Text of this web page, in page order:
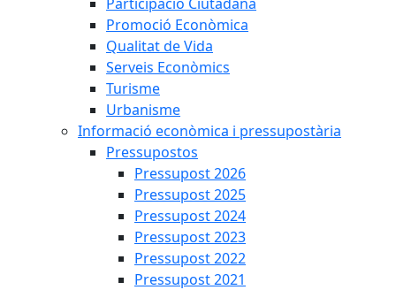
Promoció Econòmica
Qualitat de Vida
Serveis Econòmics
Turisme
Urbanisme
Informació econòmica i pressupostària
Pressupostos
Pressupost 2026
Pressupost 2025
Pressupost 2024
Pressupost 2023
Pressupost 2022
Pressupost 2021